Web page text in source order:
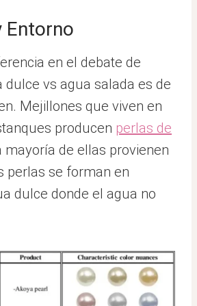
Entorno
en el debate de
dulce vs agua salada es de
Mejillones que viven en
producen perlas de
mayoría de ellas provienen
perlas se forman en
dulce donde el agua no